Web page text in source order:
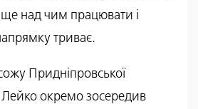
над чим працювати і
триває.
Придніпровської
Лейко окремо зосередив